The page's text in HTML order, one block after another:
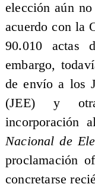
elección aún
acuerdo con la
90.010 actas
embargo,
de envío a los
(JEE) y
incorporación
Nacional de
proclamación
concretarse